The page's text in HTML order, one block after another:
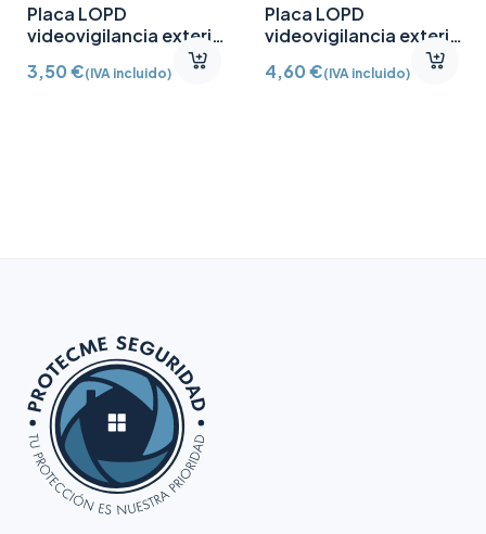
Placa LOPD
videovigilancia exterior
A4 castellano plástico
3,50€(IVA incluido)
Placa LOPD
videovigilancia exterior
4,60€(IVA incluido)